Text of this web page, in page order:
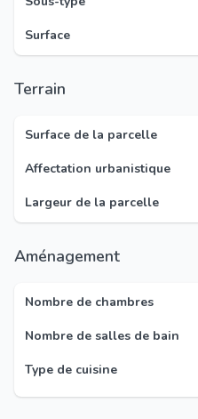
Surface
Terrain
Surface de la parcelle
Affectation urbanistique
Largeur de la parcelle
Aménagement
Nombre de chambres
Nombre de salles de bain
Type de cuisine